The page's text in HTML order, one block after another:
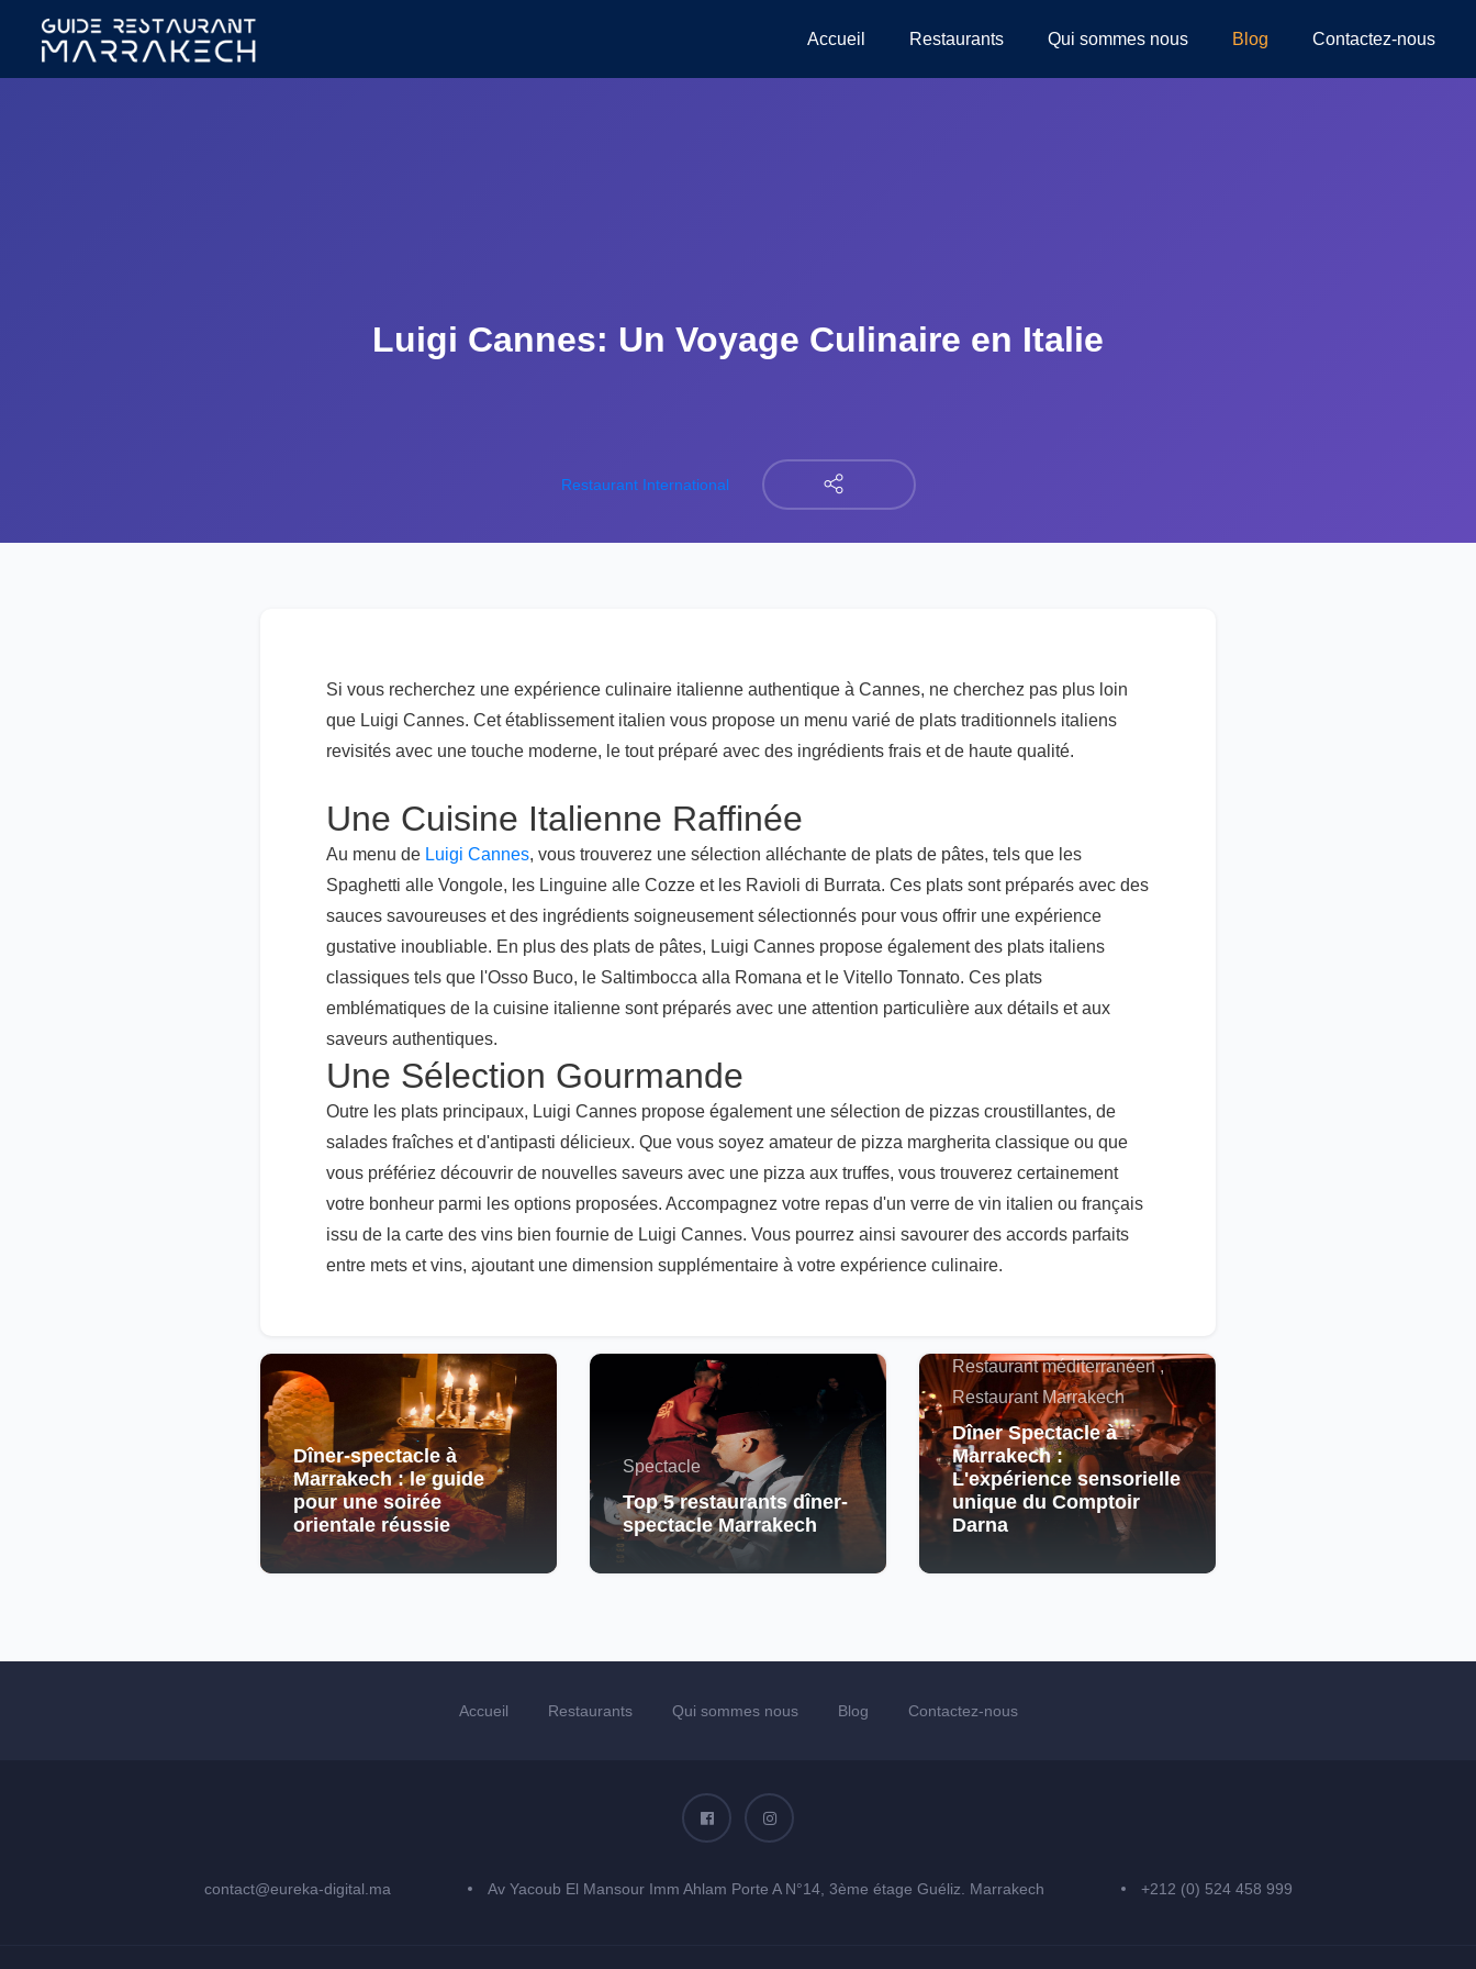
Accueil Restaurants Qui sommes nous Blog Contactez-nous
Luigi Cannes: Un Voyage Culinaire en Italie
Restaurant International
Si vous recherchez une expérience culinaire italienne authentique à Cannes, ne cherchez pas plus loin
que Luigi Cannes. Cet établissement italien vous propose un menu varié de plats traditionnels italiens
revisités avec une touche moderne, le tout préparé avec des ingrédients frais et de haute qualité.
Une Cuisine Italienne Raffinée
Au menu de Luigi Cannes, vous trouverez une sélection alléchante de plats de pâtes, tels que les
Spaghetti alle Vongole, les Linguine alle Cozze et les Ravioli di Burrata. Ces plats sont préparés avec des
sauces savoureuses et des ingrédients soigneusement sélectionnés pour vous offrir une expérience
gustative inoubliable. En plus des plats de pâtes, Luigi Cannes propose également des plats italiens
classiques tels que l'Osso Buco, le Saltimbocca alla Romana et le Vitello Tonnato. Ces plats
emblématiques de la cuisine italienne sont préparés avec une attention particulière aux détails et aux
saveurs authentiques.
Une Sélection Gourmande
Outre les plats principaux, Luigi Cannes propose également une sélection de pizzas croustillantes, de
salades fraîches et d'antipasti délicieux. Que vous soyez amateur de pizza margherita classique ou que
vous préfériez découvrir de nouvelles saveurs avec une pizza aux truffes, vous trouverez certainement
votre bonheur parmi les options proposées. Accompagnez votre repas d'un verre de vin italien ou français
issu de la carte des vins bien fournie de Luigi Cannes. Vous pourrez ainsi savourer des accords parfaits
entre mets et vins, ajoutant une dimension supplémentaire à votre expérience culinaire.
Dîner-spectacle à
Marrakech : le guide
pour une soirée
orientale réussie
Spectacle
Top 5 restaurants dîner-
spectacle Marrakech
Restaurant méditerranéen ,
Restaurant Marrakech
Dîner Spectacle à
Marrakech :
L'expérience sensorielle
unique du Comptoir
Darna
Accueil Restaurants Qui sommes nous Blog Contactez-nous
contact@eureka-digital.ma Av Yacoub El Mansour Imm Ahlam Porte A N°14, 3ème étage Guéliz. Marrakech +212 (0) 524 458 999